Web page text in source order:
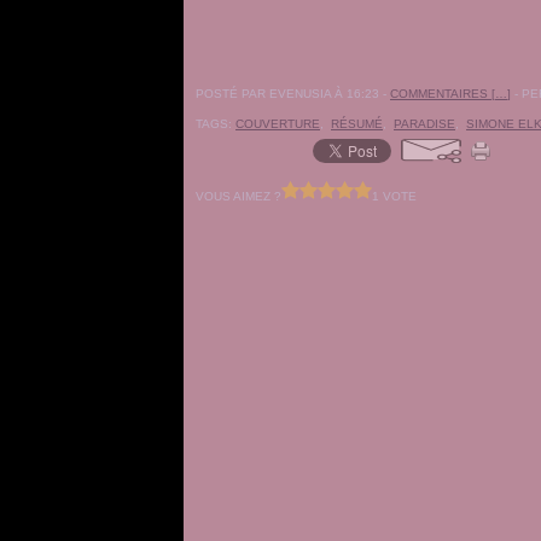
POSTÉ PAR EVENUSIA À 16:23 - COMMENTAIRES [ ] -
TAGS: COUVERTURE RÉSUMÉ PARADISE SIMONE
VOUS AIMEZ ? 1 VOTE